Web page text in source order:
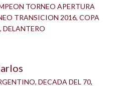
TORNEO APERTURA
TRANSICION 2016, COPA
, DELANTERO
, DECADA DEL 70,